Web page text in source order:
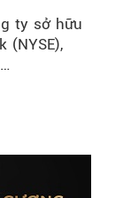
ty sở hữu
(NYSE),